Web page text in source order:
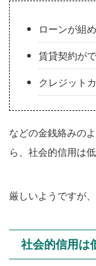
ローンが組
賃貸契約が
クレジット
などの金銭絡みの
ら、社会的信用は低
厳しいようですが
社会的信用は